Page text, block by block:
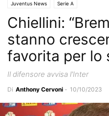
Juventus News Serie A
Chiellini:
stanno
favorita per lo
Il difensore avvisa l'Inter
Di Anthony Cervoni - 10/10/2023